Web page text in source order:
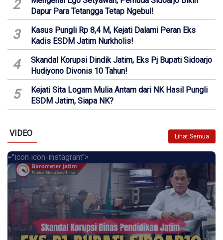
2
Dapur Para Tetangga Tetap Ngebul!
3
Kasus Pungli Rp 8,4 M, Kejati Dalami Peran Eks
Kadis ESDM Jatim Nurkholis!
4
Skandal Korupsi Dindik Jatim, Eks Pj Bupati Sidoarjo
Hudiyono Divonis 10 Tahun!
5
Kejati Sita Logam Mulia Antam dari NK Hasil Pungli
ESDM Jatim, Siapa NK?
VIDEO Lihat Semua
="icon icon-instagram">